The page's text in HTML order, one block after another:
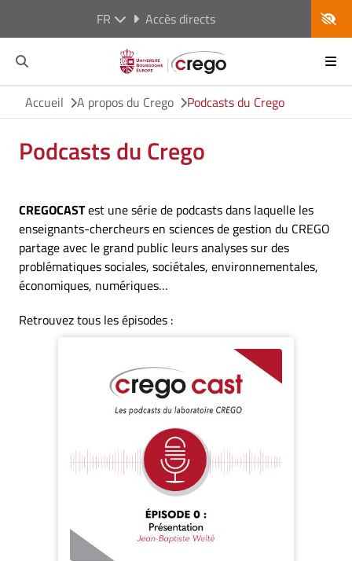
FR Accès directs
Accueil A propos du Crego Podcasts du Crego
Podcasts du Crego
CREGOCASTest une série de podcasts dans laquelle les
enseignants-chercheurs en sciences de gestion du CREGO
partage avec le grand public leurs analyses sur des
problématiques sociales, sociétales, environnementales,
économiques, numériques…
Retrouvez tous les épisodes :